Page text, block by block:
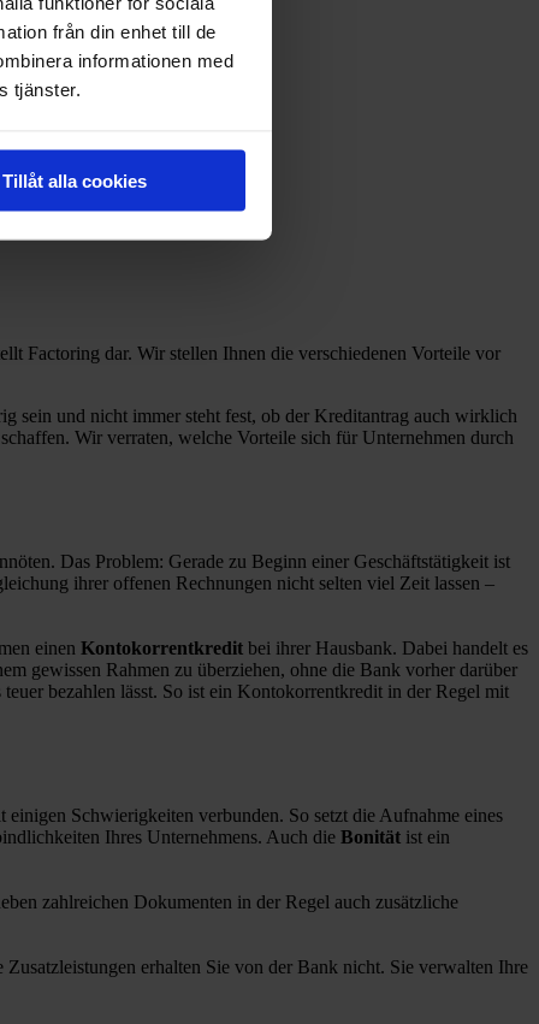
från din enhet till de
informationen med
tjänster.
Tillåt alla cookies
Factoring dar. Wir stellen Ihnen die verschiedenen Vorteile vor
sein und nicht immer steht fest, ob der Kreditantrag auch wirklich
Wir verraten, welche Vorteile sich für Unternehmen durch
Das Problem: Gerade zu Beginn einer Geschäftstätigkeit ist
ihrer offenen Rechnungen nicht selten viel Zeit lassen –
einen Kontokorrentkredit bei ihrer Hausbank. Dabei handelt es
gewissen Rahmen zu überziehen, ohne die Bank vorher darüber
bezahlen lässt. So ist ein Kontokorrentkredit in der Regel mit
Schwierigkeiten verbunden. So setzt die Aufnahme eines
Ihres Unternehmens. Auch die Bonität ist ein
zahlreichen Dokumenten in der Regel auch zusätzliche
erhalten Sie von der Bank nicht. Sie verwalten Ihre